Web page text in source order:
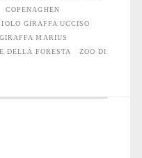
COPENAGHEN
GIRAFFA UCCISO
GIRAFFA MARIUS
DELLA FORESTA
ZOO DI